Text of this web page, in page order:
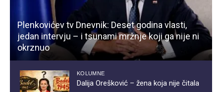
Plenkovićev tv Dnevnik: Deset godina vlasti,
jedan intervju – i tsunami mržnje koji ga nije ni
okrznuo
KOLUMNE
Dalija Orešković – žena koja nije čitala